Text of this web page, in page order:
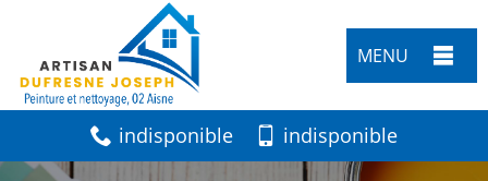
MENU
indisponible indisponible